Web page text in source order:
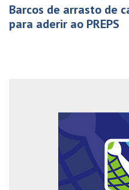
Barcos de arrasto de
para aderir ao PREPS